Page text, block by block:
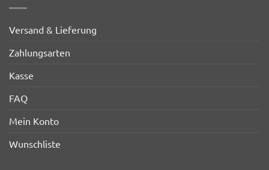
Versand & Lieferung
Zahlungsarten
Kasse
FAQ
Mein Konto
Wunschliste